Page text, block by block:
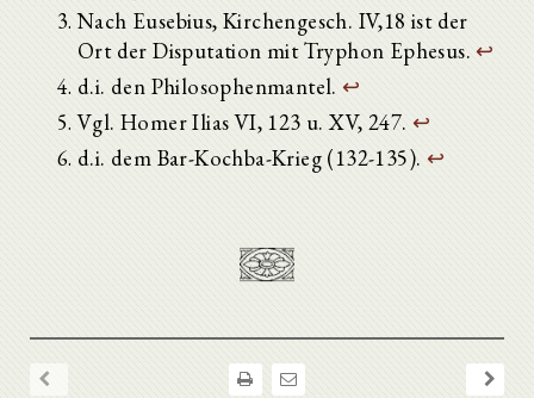
Nach Eusebius, Kirchengesch. IV,18 ist der
Ort der Disputation mit Tryphon Ephesus.↩
d.i. den Philosophenmantel. ↩
Vgl. Homer Ilias VI, 123 u. XV, 247. ↩
d.i. dem Bar-Kochba-Krieg (132-135). ↩